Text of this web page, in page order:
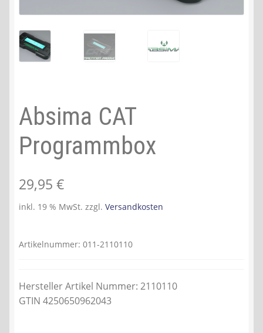
Absima CAT
Programmbox
29,95 €
inkl. 19 % MwSt. zzgl. Versandkosten
Hersteller Artikel Nummer: 2110110
GTIN 4250650962043
Artikelnummer: 011-2110110